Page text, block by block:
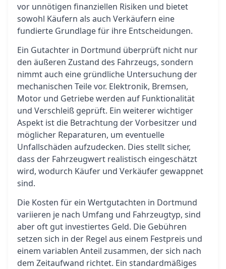
vor unnötigen finanziellen Risiken und bietet
sowohl Käufern als auch Verkäufern eine
fundierte Grundlage für ihre Entscheidungen.
Ein Gutachter in Dortmund überprüft nicht nur
den äußeren Zustand des Fahrzeugs, sondern
nimmt auch eine gründliche Untersuchung der
mechanischen Teile vor. Elektronik, Bremsen,
Motor und Getriebe werden auf Funktionalität
und Verschleiß geprüft. Ein weiterer wichtiger
Aspekt ist die Betrachtung der Vorbesitzer und
möglicher Reparaturen, um eventuelle
Unfallschäden aufzudecken. Dies stellt sicher,
dass der Fahrzeugwert realistisch eingeschätzt
wird, wodurch Käufer und Verkäufer gewappnet
sind.
Die Kosten für ein Wertgutachten in Dortmund
variieren je nach Umfang und Fahrzeugtyp, sind
aber oft gut investiertes Geld. Die Gebühren
setzen sich in der Regel aus einem Festpreis und
einem variablen Anteil zusammen, der sich nach
dem Zeitaufwand richtet. Ein standardmäßiges